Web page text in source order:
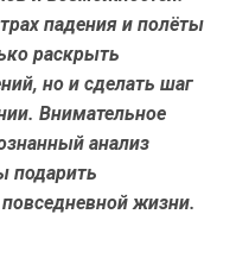
падения и полёты
раскрыть
но и сделать шаг
Внимательное
анализ
подарить
жизни.